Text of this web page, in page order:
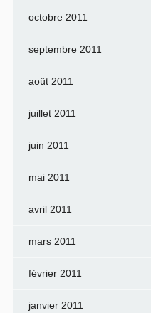
octobre 2011
septembre 2011
août 2011
juillet 2011
juin 2011
mai 2011
avril 2011
mars 2011
février 2011
janvier 2011